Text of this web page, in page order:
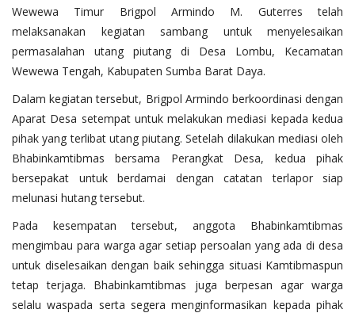
Wewewa Timur Brigpol Armindo M. Guterres telah
melaksanakan kegiatan sambang untuk menyelesaikan
permasalahan utang piutang di Desa Lombu, Kecamatan
Wewewa Tengah, Kabupaten Sumba Barat Daya.
Dalam kegiatan tersebut, Brigpol Armindo berkoordinasi dengan
Aparat Desa setempat untuk melakukan mediasi kepada kedua
pihak yang terlibat utang piutang. Setelah dilakukan mediasi oleh
Bhabinkamtibmas bersama Perangkat Desa, kedua pihak
bersepakat untuk berdamai dengan catatan terlapor siap
melunasi hutang tersebut.
Pada kesempatan tersebut, anggota Bhabinkamtibmas
mengimbau para warga agar setiap persoalan yang ada di desa
untuk diselesaikan dengan baik sehingga situasi Kamtibmaspun
tetap terjaga. Bhabinkamtibmas juga berpesan agar warga
selalu waspada serta segera menginformasikan kepada pihak